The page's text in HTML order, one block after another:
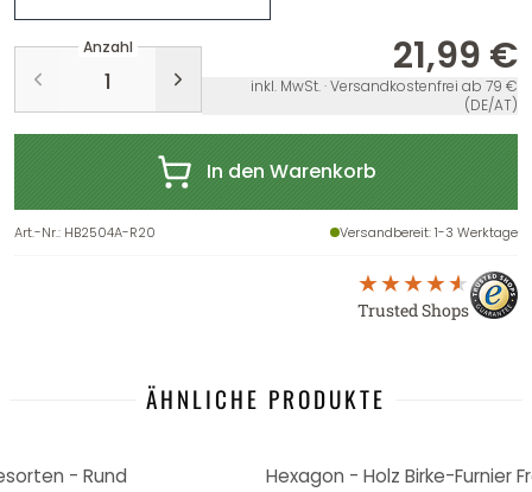
Anzahl 21,99 €
inkl. MwSt. · Versandkostenfrei ab 79 €
(DE/AT)
In den Warenkorb
Art.-Nr.: HB2504A-R20 Versandbereit: 1-3 Werktage
Trusted Shops
ÄHNLICHE PRODUKTE
- Rund